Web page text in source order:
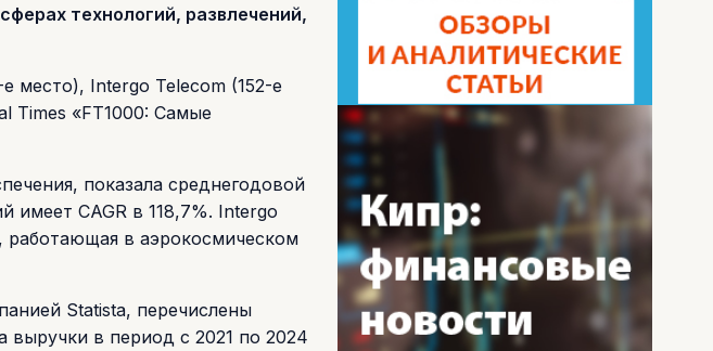
технологий, развлечений,
место), Intergo Telecom (152-е
Times «FT1000: Самые
показала среднегодовой
имеет CAGR в 118,7%. Intergo
работающая в аэрокосмическом
Statista, перечислены
выручки в период с 2021 по 2024